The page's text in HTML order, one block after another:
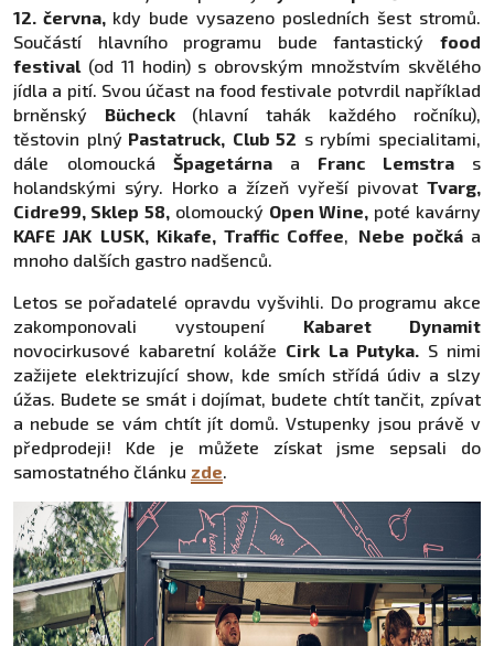
12. června, kdy bude vysazeno posledních šest stromů.
Součástí hlavního programu bude fantastický food
festival (od 11 hodin) s obrovským množstvím skvělého
jídla a pití. Svou účast na food festivale potvrdil například
brněnský Bücheck (hlavní tahák každého ročníku),
těstovin plnýPastatruck, Club 52 s rybími specialitami,
dále olomoucká Špagetárna a Franc Lemstras
holandskými sýry. Horko a žízeň vyřeší pivovat Tvarg,
Cidre99, Sklep 58,olomoucký Open Wine, poté kavárny
KAFE JAK LUSK, Kikafe, Traffic Coffee, Nebe počká a
mnoho dalších gastro nadšenců.
Letos se pořadatelé opravdu vyšvihli. Do programu akce
zakomponovali vystoupení Kabaret Dynamit
novocirkusové kabaretní koláže Cirk La Putyka.S nimi
zažijete elektrizující show, kde smích střídá údiv a slzy
úžas. Budete se smát i dojímat, budete chtít tančit, zpívat
a nebude se vám chtít jít domů. Vstupenky jsou právě v
předprodeji! Kde je můžete získat jsme sepsali do
samostatného článku zde.